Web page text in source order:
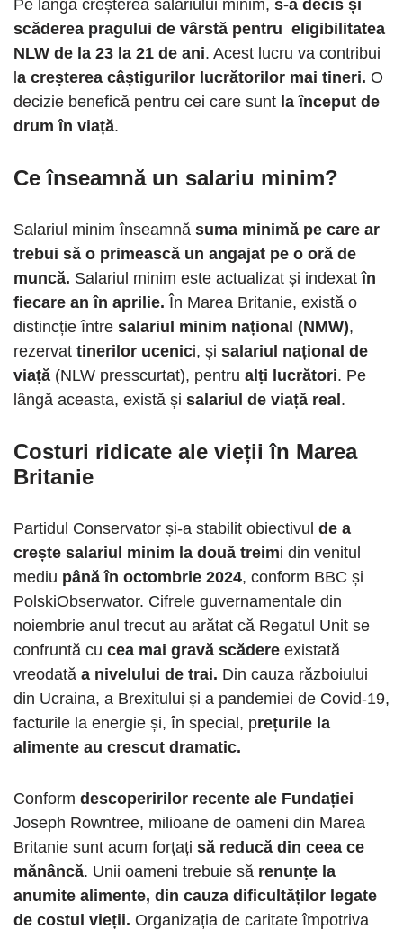
Pe lângă creșterea salariului minim, s-a decis și
scăderea pragului de vârstă pentru eligibilitatea
NLW de la 23 la 21 de ani. Acest lucru va contribui
la creșterea câștigurilor lucrătorilor mai tineri. O
decizie benefică pentru cei care sunt la început de
drum în viață.
Ce înseamnă un salariu minim?
Salariul minim înseamnă suma minimă pe care ar
trebui să o primească un angajat pe o oră de
muncă. Salariul minim este actualizat și indexat în
fiecare an în aprilie. În Marea Britanie, există o
distincție între salariul minim național (NMW),
rezervat tinerilor ucenici, și salariul național de
viață (NLW presscurtat), pentru alți lucrători. Pe
lângă aceasta, există și salariul de viață real.
Costuri ridicate ale vieții în Marea
Britanie
Partidul Conservator și-a stabilit obiectivul de a
crește salariul minim la două treimi din venitul
mediu până în octombrie 2024, conform BBC și
PolskiObserwator. Cifrele guvernamentale din
noiembrie anul trecut au arătat că Regatul Unit se
confruntă cu cea mai gravă scădere existată
vreodată a nivelului de trai. Din cauza războiului
din Ucraina, a Brexitului și a pandemiei de Covid-19,
facturile la energie și, în special, prețurile la
alimente au crescut dramatic.
Conform descoperirilor recente ale Fundației
Joseph Rowntree, milioane de oameni din Marea
Britanie sunt acum forțați să reducă din ceea ce
mănâncă. Unii oameni trebuie să renunțe la
anumite alimente, din cauza dificultăților legate
de costul vieții. Organizația de caritate împotriva